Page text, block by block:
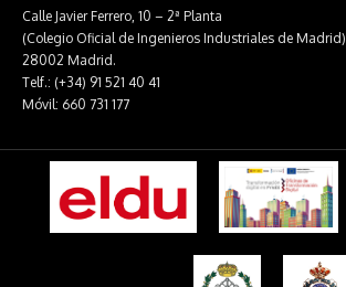
Calle Javier Ferrero, 10 – 2ª Planta
(Colegio Oficial de Ingenieros Industriales de Madrid)
28002 Madrid.
Telf.: (+34) 91 521 40 41
Móvil: 660 731 177